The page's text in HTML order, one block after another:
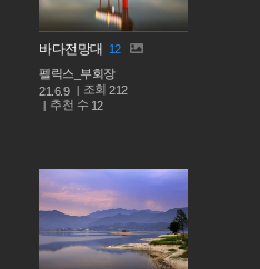
바다전망대
12
펠릭스_부회장
21.6.9
조회212
추천 수 12